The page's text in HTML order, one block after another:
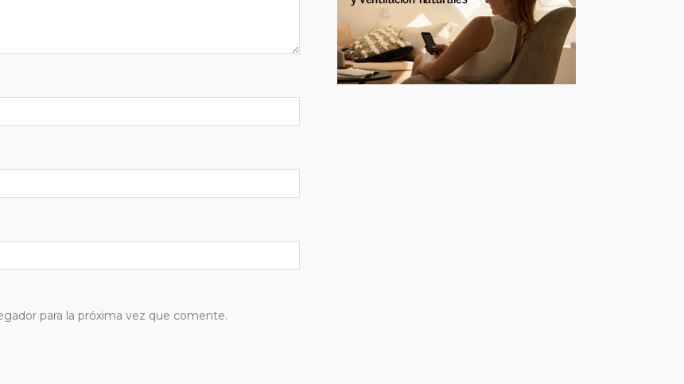
para la próxima vez que comente.